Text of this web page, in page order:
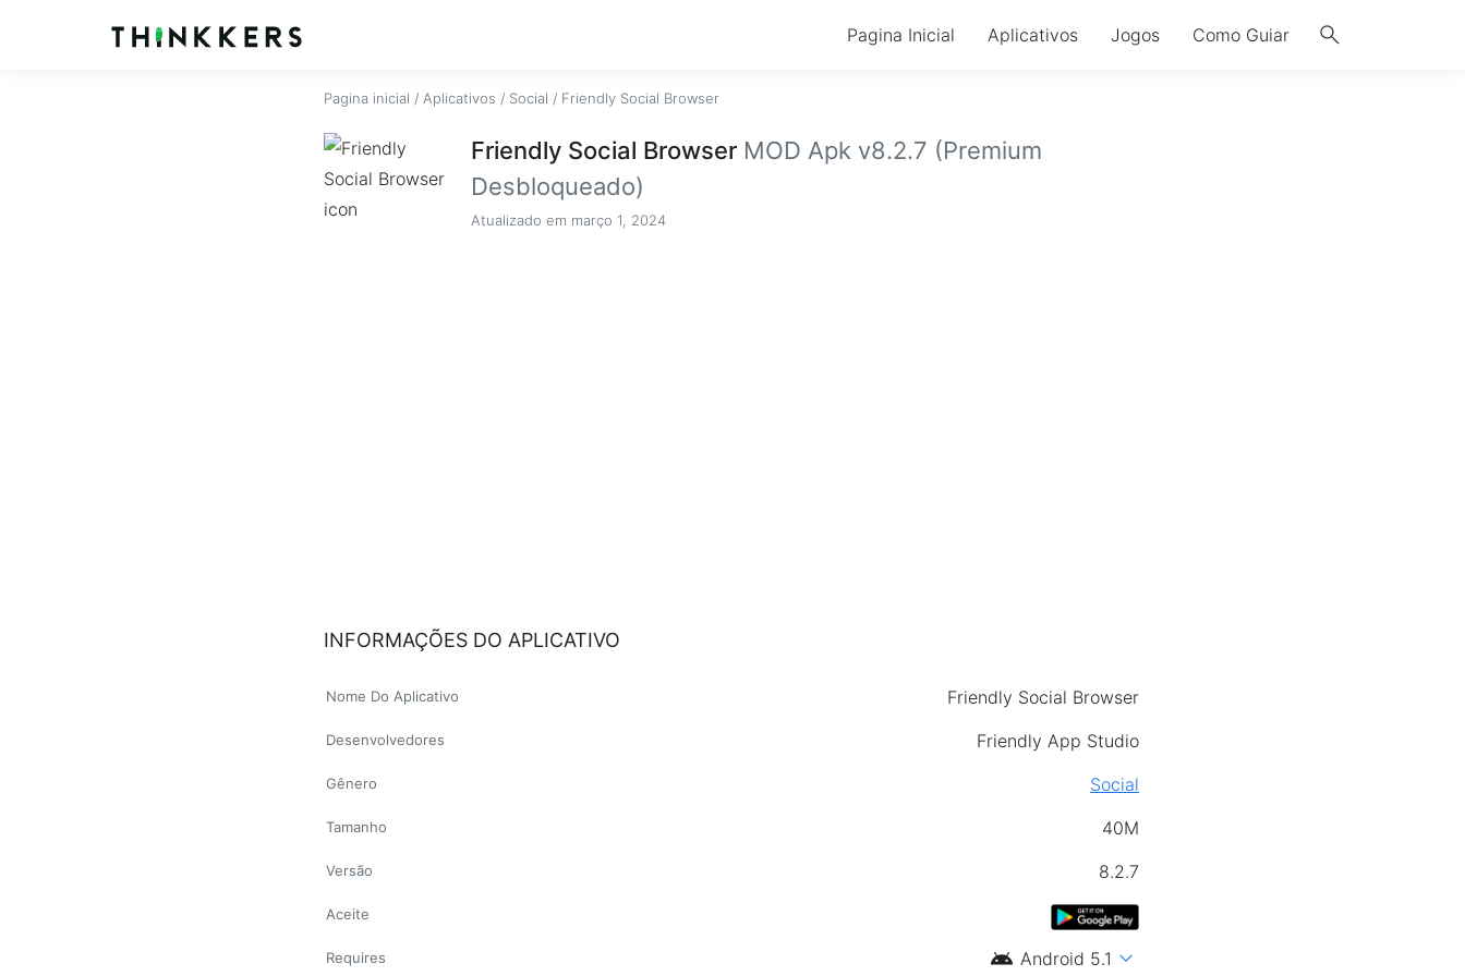
search
Pagina Inicial Aplicativos Jogos Como Guiar
Pagina inicial / Aplicativos / Social / Friendly Social Browser
Friendly Social BrowserMOD Apk v8.2.7 (Premium
Desbloqueado)
Atualizado em março 1, 2024
INFORMAÇÕES DO APLICATIVO
Nome Do Aplicativo Friendly Social Browser
Desenvolvedores Friendly App Studio
Gênero Social
Tamanho 40M
Versão 8.2.7
Aceite
Requires android Android 5.1 expand_more